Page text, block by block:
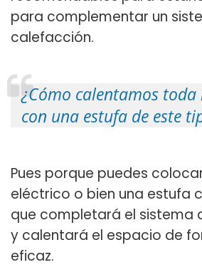
para complementar un
calefacción.
¿Cómo calentamos toda
con una estufa de este
Pues porque puedes
eléctrico o bien una estufa
que completará el sistema
y calentará el espacio de
eficaz.